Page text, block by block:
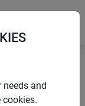
needs and
cookies.